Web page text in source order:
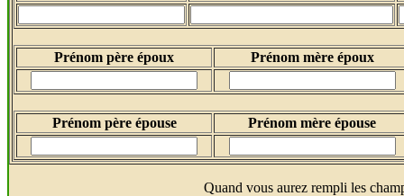
Prénom père époux Prénom mère époux
Prénom père épouse Prénom mère épouse
Quand vous aurez rempli les